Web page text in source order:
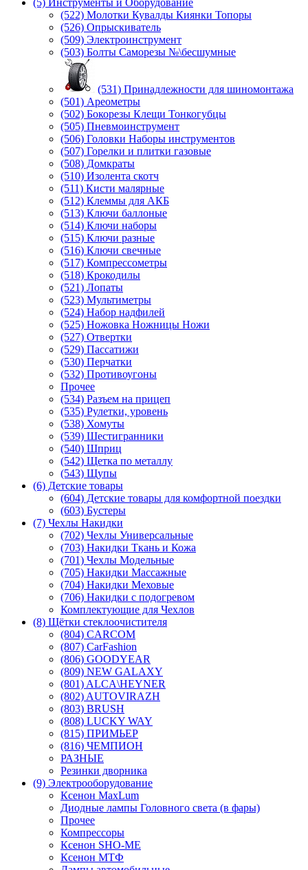
(522) Молотки Кувалды Киянки Топоры
(526) Опрыскиватель
(509) Электроинструмент
(503) Болты Саморезы №\бесшумные
(531) Принадлежности для шиномонтажа
(501) Ареометры
(502) Бокорезы Клещи Тонкогубцы
(505) Пневмоинструмент
(506) Головки Наборы инструментов
(507) Горелки и плитки газовые
(508) Домкраты
(510) Изолента скотч
(511) Кисти малярные
(512) Клеммы для АКБ
(513) Ключи баллоные
(514) Ключи наборы
(515) Ключи разные
(516) Ключи свечные
(517) Компрессометры
(518) Крокодилы
(521) Лопаты
(523) Мультиметры
(524) Набор надфилей
(525) Ножовка Ножницы Ножи
(527) Отвертки
(529) Пассатижи
(530) Перчатки
(532) Противоугоны
Прочее
(534) Разъем на прицеп
(535) Рулетки, уровень
(538) Хомуты
(539) Шестигранники
(540) Шприц
(542) Щетка по металлу
(543) Щупы
(6) Детские товары
(604) Детские товары для комфортной поездки
(603) Бустеры
(7) Чехлы Накидки
(702) Чехлы Универсальные
(703) Накидки Ткань и Кожа
(701) Чехлы Модельные
(705) Накидки Массажные
(704) Накидки Меховые
(706) Накидки с подогревом
Комплектующие для Чехлов
(8) Щётки стеклоочистителя
(804) CARCOM
(807) CarFashion
(806) GOODYEAR
(809) NEW GALAXY
(801) ALCA\HEYNER
(802) AUTOVIRAZH
(803) BRUSH
(808) LUCKY WAY
(815) ПРИМЬЕР
(816) ЧЕМПИОН
РАЗНЫЕ
Резинки дворника
(9) Электрооборудование
Ксенон MaxLum
Диодные лампы Головного света (в фары)
Прочее
Компрессоры
Ксенон SHO-ME
Ксенон МТФ